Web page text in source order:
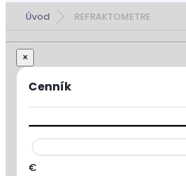
Úvod REFRAKTOMETRE
×
€